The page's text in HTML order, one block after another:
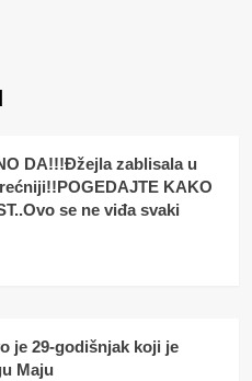
DA!!!Đžejla zablisala u
KAKO
se ne viđa svaki
je 29-godišnjak koji je
Maju